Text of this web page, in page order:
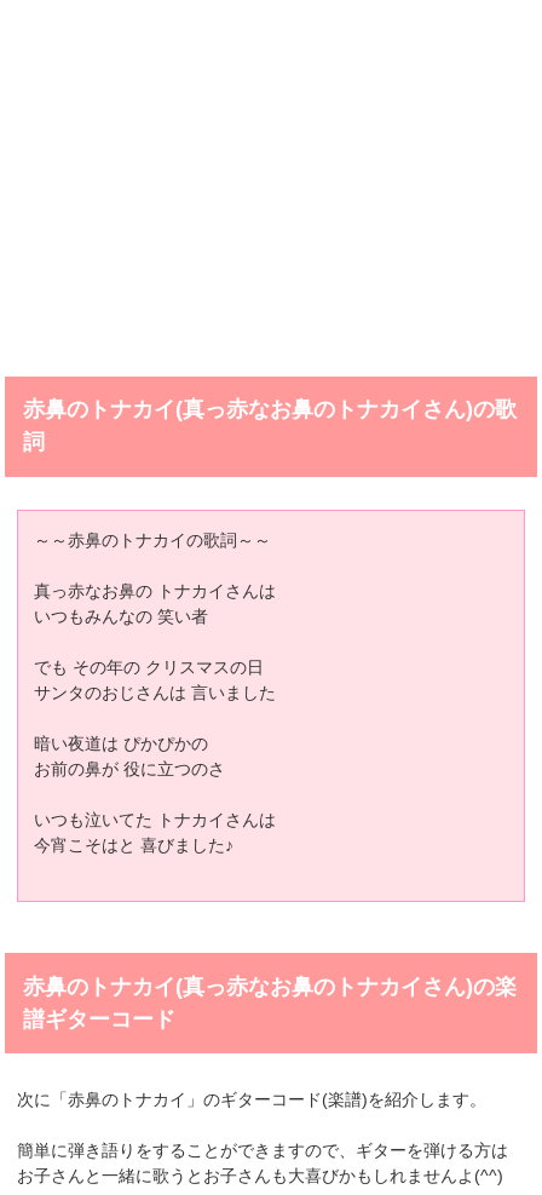
赤鼻のトナカイ(真っ赤なお鼻のトナカイさん)の歌
詞
～～赤鼻のトナカイの歌詞～～
真っ赤なお鼻の トナカイさんは
いつもみんなの 笑い者
でも その年の クリスマスの日
サンタのおじさんは 言いました
暗い夜道は ぴかぴかの
お前の鼻が 役に立つのさ
いつも泣いてた トナカイさんは
今宵こそはと 喜びました♪
赤鼻のトナカイ(真っ赤なお鼻のトナカイさん)の楽
譜ギターコード
次に「赤鼻のトナカイ」のギターコード(楽譜)を紹介します。
簡単に弾き語りをすることができますので、ギターを弾ける方は
お子さんと一緒に歌うとお子さんも大喜びかもしれませんよ(^^)